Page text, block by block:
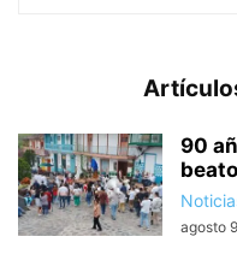
90
agosto